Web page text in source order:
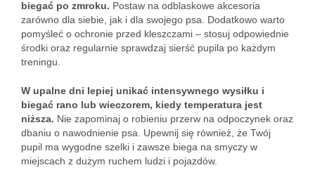
biegać po zmroku. Postaw na odblaskowe akcesoria
zarówno dla siebie, jak i dla swojego psa. Dodatkowo warto
pomyśleć o ochronie przed kleszczami – stosuj odpowiednie
środki oraz regularnie sprawdzaj sierść pupila po każdym
treningu.
W upalne dni lepiej unikać intensywnego wysiłku i
biegać rano lub wieczorem, kiedy temperatura jest
niższa. Nie zapominaj o robieniu przerw na odpoczynek oraz
dbaniu o nawodnienie psa. Upewnij się również, że Twój
pupil ma wygodne szelki i zawsze biega na smyczy w
miejscach z dużym ruchem ludzi i pojazdów.